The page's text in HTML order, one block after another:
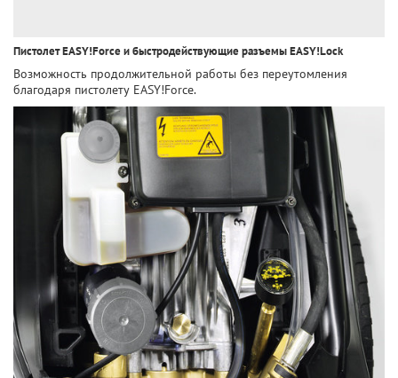
Пистолет EASY!Force и быстродействующие разъемы EASY!Lock
Возможность продолжительной работы без переутомления
благодаря пистолету EASY!Force.